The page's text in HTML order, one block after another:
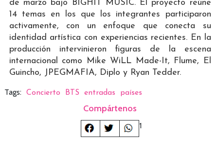
de marzo bajo BIGHIT MUSIC. El proyecto reúne
14 temas en los que los integrantes participaron
activamente, con un enfoque que conecta su
identidad artística con experiencias recientes. En la
producción intervinieron figuras de la escena
internacional como Mike WiLL Made-It, Flume, El
Guincho, JPEGMAFIA, Diplo y Ryan Tedder.
Tags: Concierto BTS entradas países
Compártenos
1